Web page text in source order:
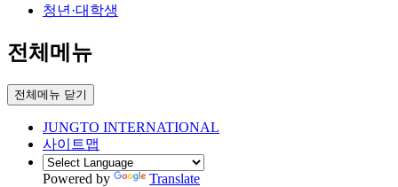
청년·대학생
전체메뉴
전체메뉴 닫기
JUNGTO INTERNATIONAL
사이트맵
Powered by Translate